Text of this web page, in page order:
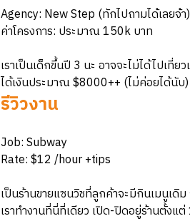
Agency: New Step (ทักไปถามได้เลยจ้า)
ค่าโครงการ: ประมาณ 150k บาท
เราเป็นเด็กขึ้นปี 3 นะ อาจจะไม่ได้ไปเที่
ได้เงินประมาณ $8000++ (ไม่ค่อยได้นับ)
รีวิวงาน
Job: Subway
Rate: $12 /hour +tips
เป็นร้านขายแซนวิชที่ลูกค้าจะมีกินเมนูเดิ
เราทำงานที่นี่ที่เดียว เปิด-ปิดอยู่ร้านตั้ง